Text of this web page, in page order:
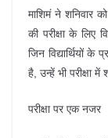
माशिमं ने शनिवार
की परीक्षा के लिए
जिन विद्यार्थियों के
है, उन्हें भी परीक्षा में
परीक्षा पर एक नजर